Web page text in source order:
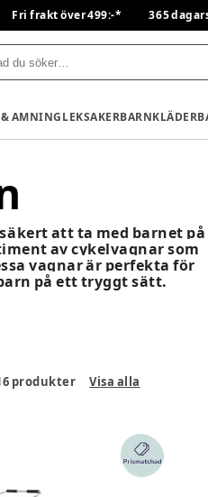
Fri frakt över 499:-* 365
AMNINGLEKSAKERBARNKLÄDER
att ta med barnet på
av cykelvagnar som
vagnar är perfekta för
på ett tryggt sätt.
produkter Visa alla